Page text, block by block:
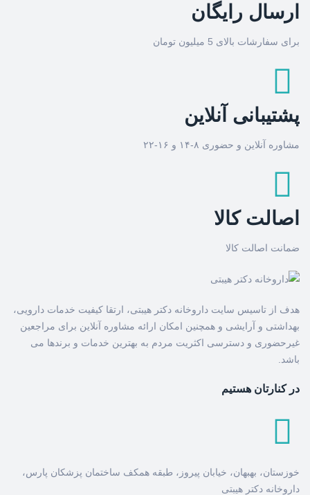
ارسال رایگان
برای سفارشات بالای 5 میلیون تومان
پشتیبانی آنلاین
مشاوره آنلاین و حضوری ۸-۱۴ و ۱۶-۲۲
اصالت کالا
ضمانت اصالت کالا
هدف از تاسیس سایت داروخانه دکتر هیبتی، ارتقا کیفیت خدمات دارویی،
بهداشتی و آرایشی و همچنین امکان ارائه مشاوره آنلاین برای مراجعین
غیرحضوری و دسترسی اکثریت مردم به بهترین خدمات و برندها می
باشد.
در کنارتان هستیم
خوزستان، بهبهان، خیابان پیروز، طبقه همکف ساختمان پزشکان پارس،
داروخانه دکتر هیبتی